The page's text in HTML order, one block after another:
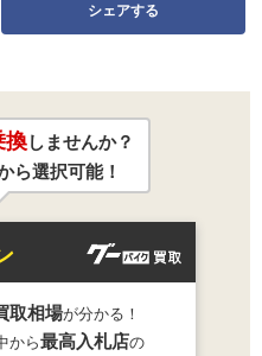
シェアする
換しませんか？
ら選択可能！
取相場が分かる！
から最高入札店の